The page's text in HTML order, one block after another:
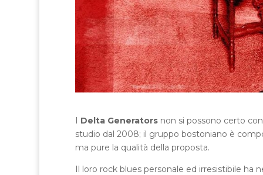
I Delta Generators non si possono certo
studio dal 2008; il gruppo bostoniano è
ma pure la qualità della proposta.
Il loro rock blues personale ed irresistibile ha